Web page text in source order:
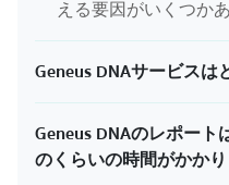
える要因がいくつか
Geneus DNAサービス
Geneus DNAのレポー
のくらいの時間がかか